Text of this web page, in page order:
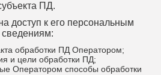
ПД.
доступ к его персональным
обработки ПД Оператором;
и цели обработки ПД;
Оператором способы обработки